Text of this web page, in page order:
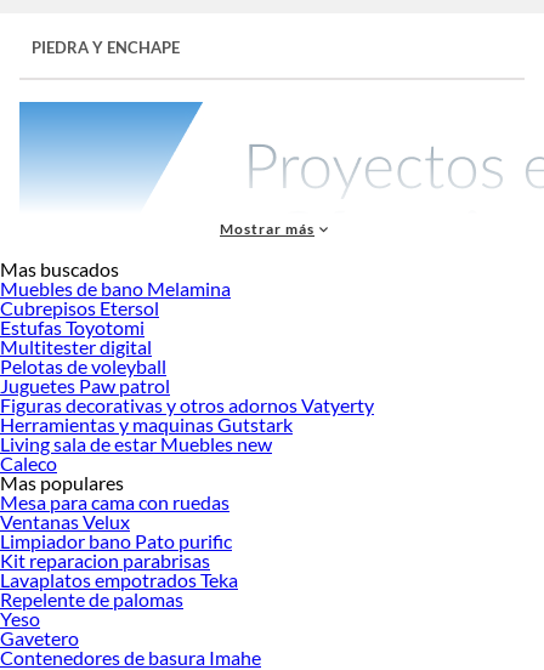
PIEDRA Y ENCHAPE
En Sodimac, te ofrecemos una amplia variedad de opciones en
Enchapepara que puedas transformar tus espacios interiores y exteriores con la
belleza y elegancia natural de la
de estilos y texturas, desde piedras naturales hasta enchapes cerámicos que
imitan la apariencia de la piedra natural. Ya sea que estés buscando darle un
toque rústico a tu hogar o crear una fachada impresionante en tu jardín,
tenemos las soluciones ideales para tus proyectos de diseño.
Piedra:
Los enchapes depiedrano solo agregan un toque estético atractivo, sino que
también proporcionan durabilidad y resistencia. Son ideales para revestir
paredes, chimeneas, fachadas y mucho más. Además, son fáciles de mantener y
limpiar, lo que los convierte en una opción práctica y duradera. Ya sea que
desees crear una atmósfera acogedora en tu sala de estar con
darle a tu espacio exterior un aspecto impresionante con enchapes cerámicos,
Mostrar más
Mas buscados
Muebles de bano Melamina
Cubrepisos Etersol
Estufas Toyotomi
Multitester digital
Pelotas de voleyball
Juguetes Paw patrol
Figuras decorativas y otros adornos Vatyerty
Herramientas y maquinas Gutstark
Living sala de estar Muebles new
Caleco
Mas populares
Mesa para cama con ruedas
Ventanas Velux
Limpiador bano Pato purific
Kit reparacion parabrisas
Lavaplatos empotrados Teka
Repelente de palomas
Yeso
Gavetero
Contenedores de basura Imahe